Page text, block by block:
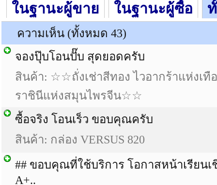
ในฐานะผู้ขาย ในฐานะผู้ซื้อ
ความเห็น (ทั้งหมด 43)
จองปุ๊บโอนปั๊บ สุดยอดครับ
สินค้า: ☆☆ถั่งเช่าสีทอง ไวอากร้าแห่งเทื
ราชินีแห่งสมุนไพรจีน☆☆
ซื้อจริง โอนเร็ว ขอบคุณครับ
สินค้า: กล่อง VERSUS 820
## ขอบคุณที่ใช้บริการ โอกาสหน้าเรียน
A+..